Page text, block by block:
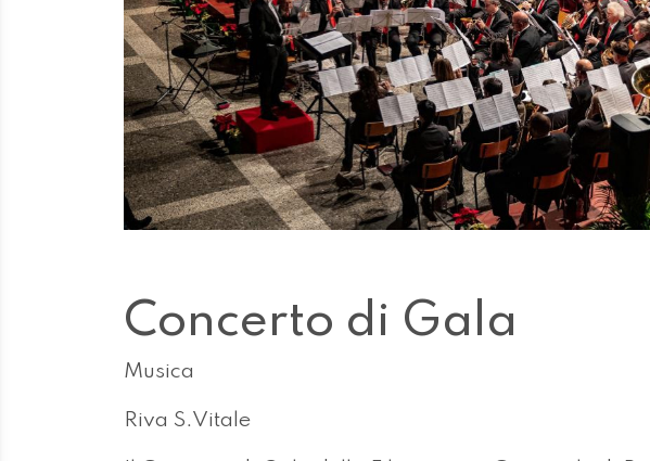
Concerto di Gala
Musica
Riva S.Vitale